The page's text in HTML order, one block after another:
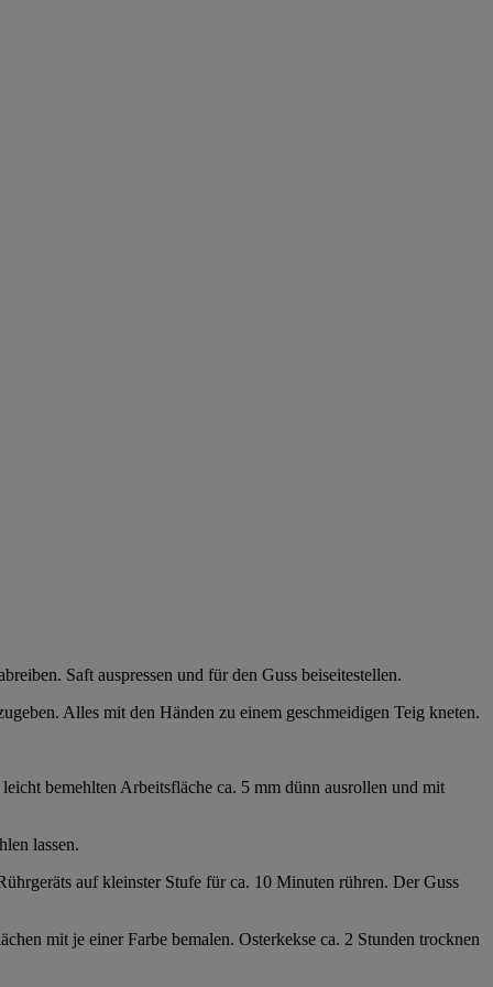
Saft auspressen und für den Guss beiseitestellen.
Alles mit den Händen zu einem geschmeidigen Teig kneten.
bemehlten Arbeitsfläche ca. 5 mm dünn ausrollen und mit
lassen.
auf kleinster Stufe für ca. 10 Minuten rühren. Der Guss
mit je einer Farbe bemalen. Osterkekse ca. 2 Stunden trocknen